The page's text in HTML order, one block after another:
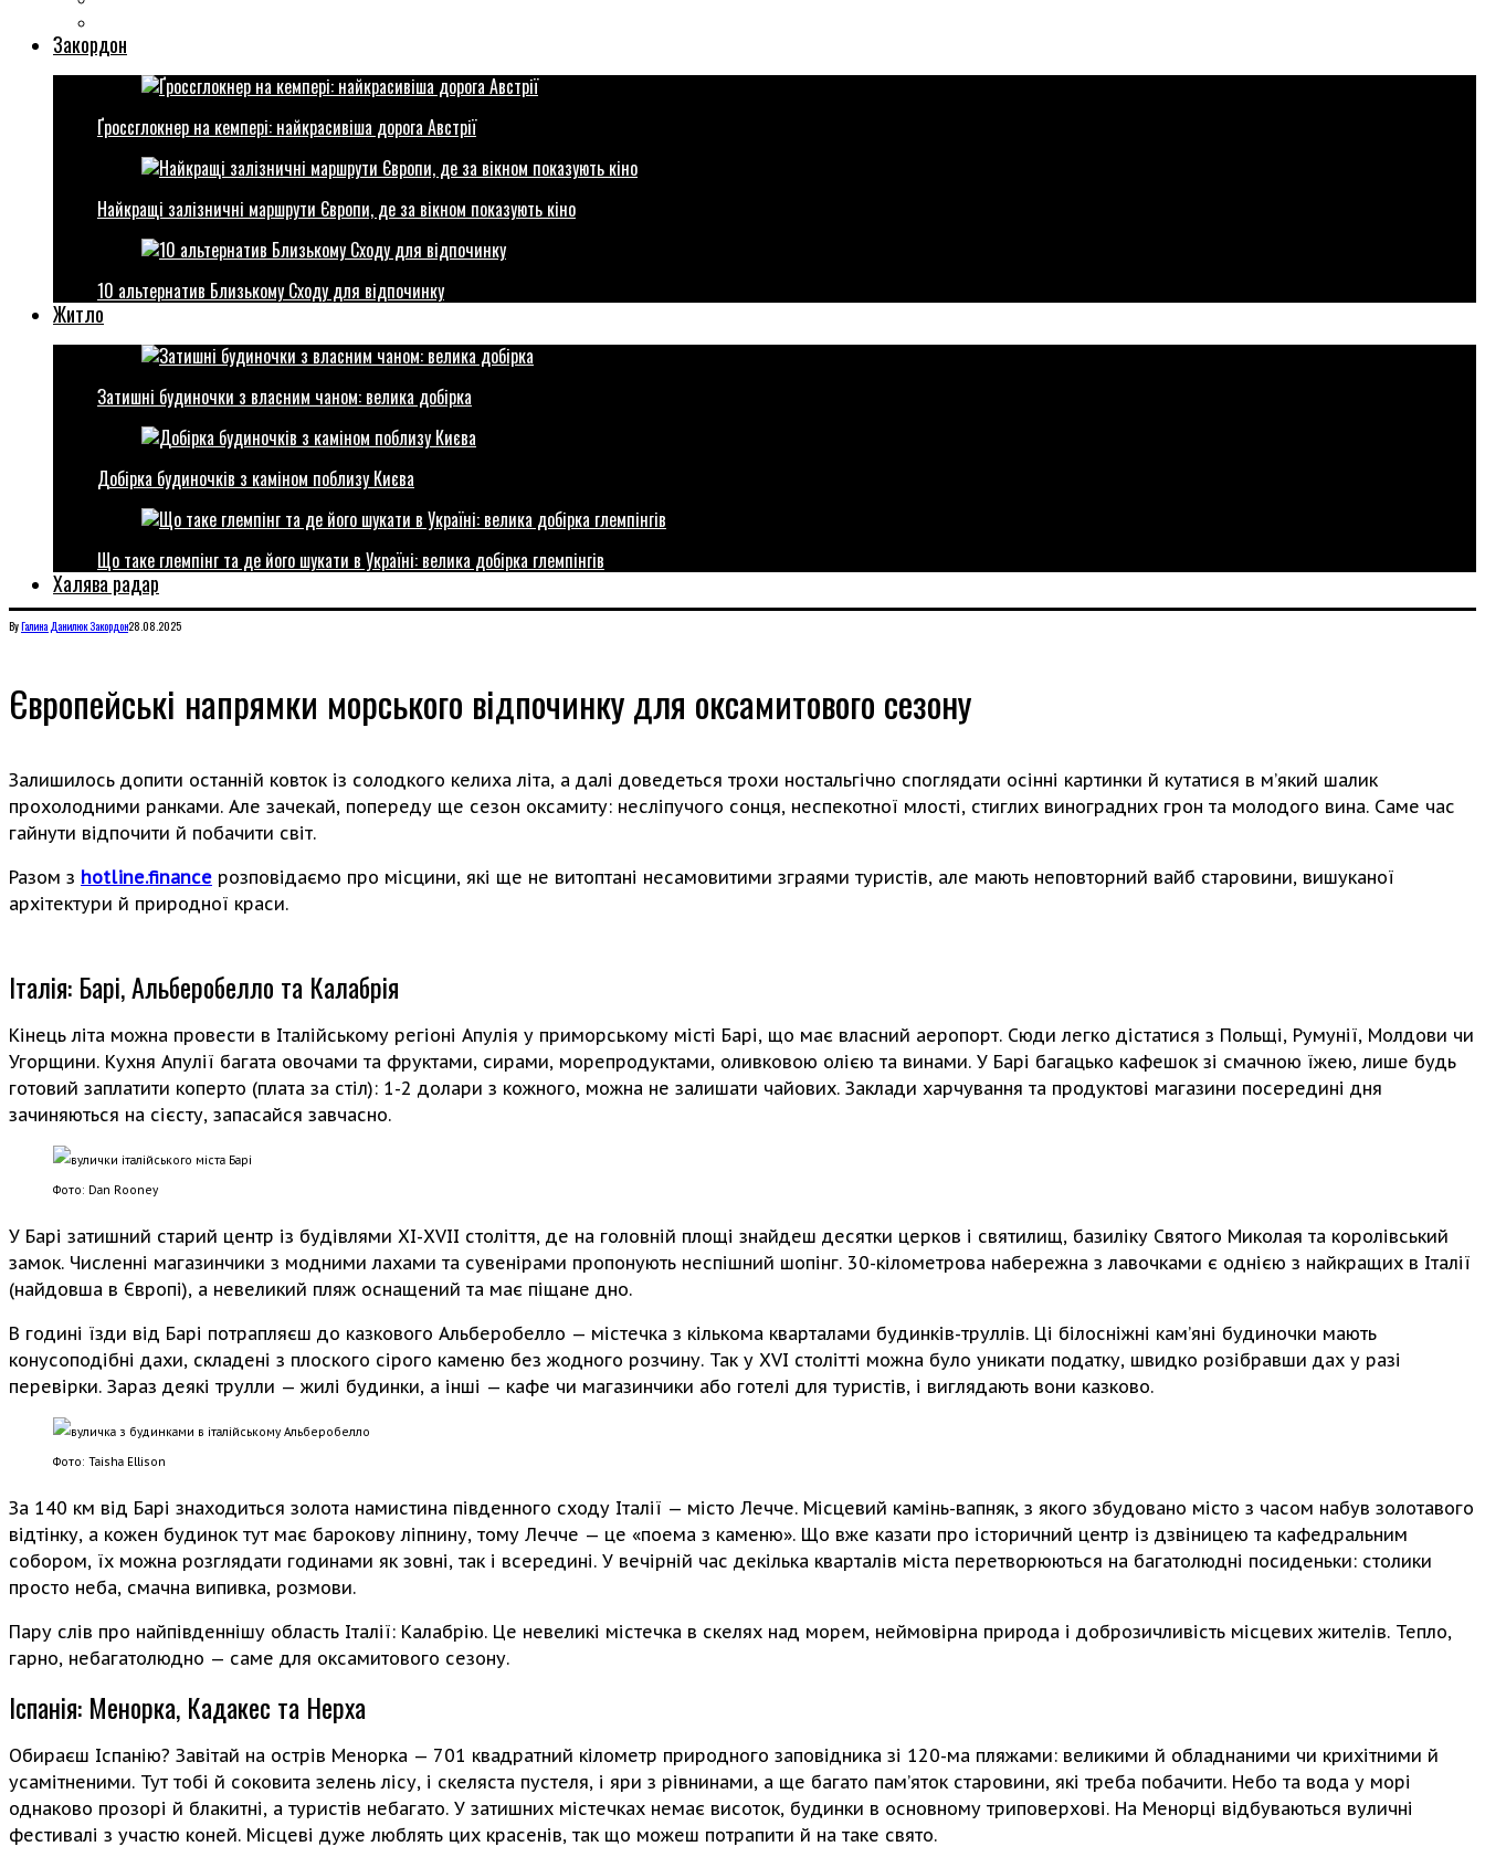
Закордон
Ґроссглокнер на кемпері: найкрасивіша дорога Австрії
Найкращі залізничні маршрути Європи, де за вікном показують кіно
10 альтернатив Близькому Сходу для відпочинку
Житло
Затишні будиночки з власним чаном: велика добірка
Добірка будиночків з каміном поблизу Києва
Що таке глемпінг та де його шукати в Україні: велика добірка глемпінгів
Халява радар
ByГалина Данилюк Закордон28.08.2025
Європейські напрямки морського відпочинку для оксамитового сезону
Залишилось допити останній ковток із солодкого келиха літа, а далі доведеться трохи ностальгічно споглядати осінні картинки й кутатися в м’який шалик
прохолодними ранками. Але зачекай, попереду ще сезон оксамиту: несліпучого сонця, неспекотної млості, стиглих виноградних грон та молодого вина. Саме час
гайнути відпочити й побачити світ.
Разом з hotline.finance розповідаємо про місцини, які ще не витоптані несамовитими зграями туристів, але мають неповторний вайб старовини, вишуканої
архітектури й природної краси.
Італія: Барі, Альберобелло та Калабрія
Кінець літа можна провести в Італійському регіоні Апулія у приморському місті Барі, що має власний аеропорт. Сюди легко дістатися з Польщі, Румунії, Молдови чи
Угорщини. Кухня Апулії багата овочами та фруктами, сирами, морепродуктами, оливковою олією та винами. У Барі багацько кафешок зі смачною їжею, лише будь
готовий заплатити коперто (плата за стіл): 1-2 долари з кожного, можна не залишати чайових. Заклади харчування та продуктові магазини посередині дня
зачиняються на сієсту, запасайся завчасно.
Фото: Dan Rooney
У Барі затишний старий центр із будівлями XI-XVII століття, де на головній площі знайдеш десятки церков і святилищ, базиліку Святого Миколая та королівський
замок. Численні магазинчики з модними лахами та сувенірами пропонують неспішний шопінг. 30-кілометрова набережна з лавочками є однією з найкращих в Італії
(найдовша в Європі), а невеликий пляж оснащений та має піщане дно.
В годині їзди від Барі потрапляєш до казкового Альберобелло — містечка з кількома кварталами будинків-труллів. Ці білосніжні кам’яні будиночки мають
конусоподібні дахи, складені з плоского сірого каменю без жодного розчину. Так у XVI столітті можна було уникати податку, швидко розібравши дах у разі
перевірки. Зараз деякі трулли — жилі будинки, а інші — кафе чи магазинчики або готелі для туристів, і виглядають вони казково.
Фото: Taisha Ellison
За 140 км від Барі знаходиться золота намистина південного сходу Італії — місто Лечче. Місцевий камінь-вапняк, з якого збудовано місто з часом набув золотавого
відтінку, а кожен будинок тут має барокову ліпнину, тому Лечче — це «поема з каменю». Що вже казати про історичний центр із дзвіницею та кафедральним
собором, їх можна розглядати годинами як зовні, так і всередині. У вечірній час декілька кварталів міста перетворюються на багатолюдні посиденьки: столики
просто неба, смачна випивка, розмови.
Пару слів про найпівденнішу область Італії: Калабрію. Це невеликі містечка в скелях над морем, неймовірна природа і доброзичливість місцевих жителів. Тепло,
гарно, небагатолюдно — саме для оксамитового сезону.
Іспанія: Менорка, Кадакес та Нерха
Обираєш Іспанію? Завітай на острів Менорка — 701 квадратний кілометр природного заповідника зі 120-ма пляжами: великими й обладнаними чи крихітними й
усамітненими. Тут тобі й соковита зелень лісу, і скеляста пустеля, і яри з рівнинами, а ще багато пам’яток старовини, які треба побачити. Небо та вода у морі
однаково прозорі й блакитні, а туристів небагато. У затишних містечках немає висоток, будинки в основному триповерхові. На Менорці відбуваються вуличні
фестивалі з участю коней. Місцеві дуже люблять цих красенів, так що можеш потрапити й на таке свято.